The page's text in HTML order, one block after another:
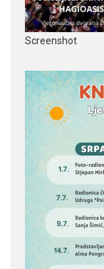
Screenshot